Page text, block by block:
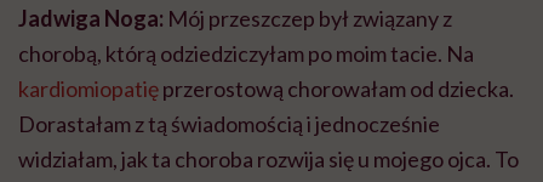
Jadwiga Noga: Mój przeszczep był związany z
chorobą, którą odziedziczyłam po moim tacie. Na
kardiomiopatięprzerostową chorowałam od dziecka.
Dorastałam z tą świadomością i jednocześnie
widziałam, jak ta choroba rozwija się u mojego ojca. To